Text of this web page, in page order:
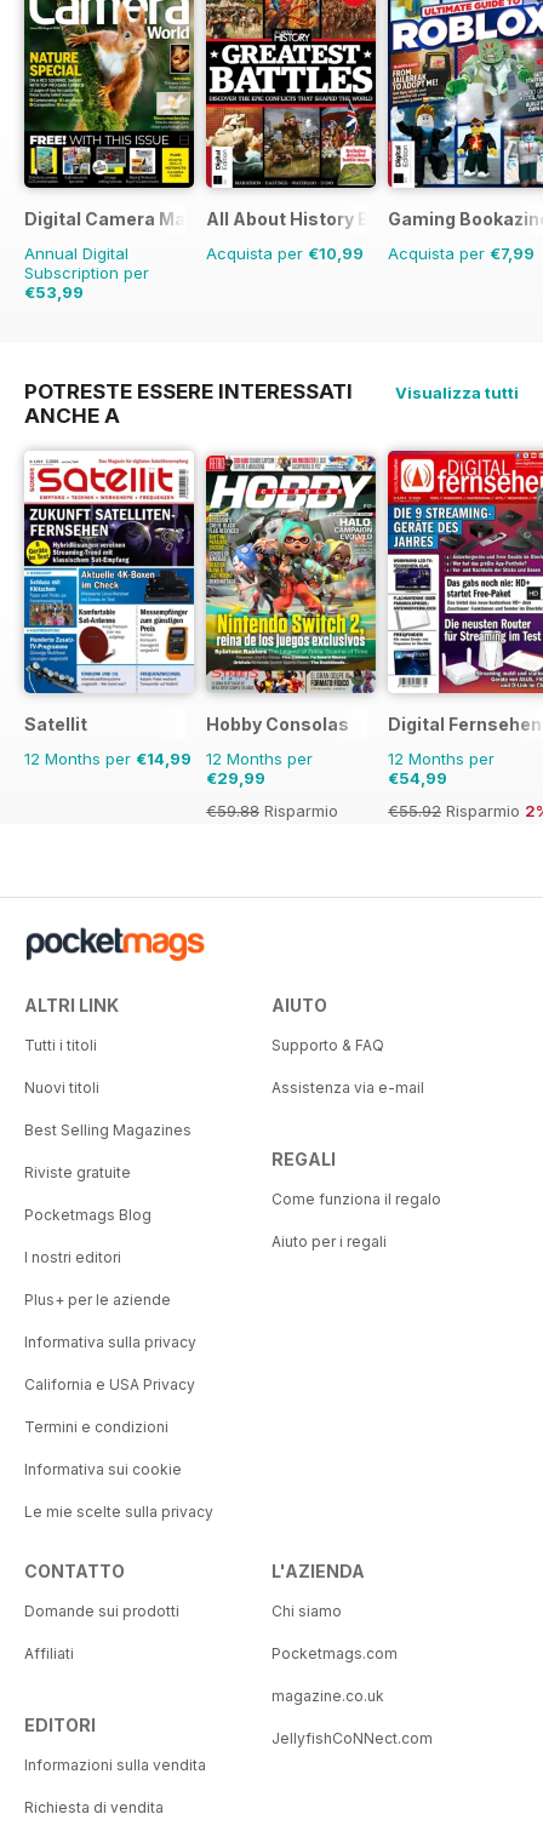
Digital Camera Magazine
Annual Digital
Subscription per
€53,99
All About History Book of Greatest
Acquista per €10,99
Gaming
Acquista per €7,99
POTRESTE ESSERE INTERESSATI
ANCHE A
Visualizza tutti
Satellit
12 Months per €14,99
Hobby Consolas
12 Months per
€29,99
€59.88 Risparmio
Digital Fernsehen
12 Months per
€54,99
€55.92 Risparmio
ALTRI LINK
Tutti i titoli
Nuovi titoli
Best Selling Magazines
Riviste gratuite
Pocketmags Blog
I nostri editori
Plus+ per le aziende
Informativa sulla privacy
California e USA Privacy
Termini e condizioni
Informativa sui cookie
Le mie scelte sulla privacy
AIUTO
Supporto & FAQ
Assistenza via e-mail
REGALI
Come funziona il regalo
Aiuto per i regali
CONTATTO
Domande sui prodotti
Affiliati
EDITORI
Informazioni sulla vendita
Richiesta di vendita
L'AZIENDA
Chi siamo
Pocketmags.com
magazine.co.uk
JellyfishCoNNect.com